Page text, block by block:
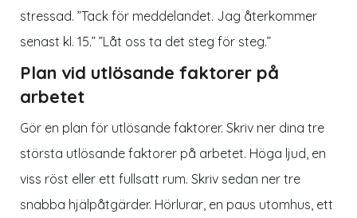
stressad. ”Tack för meddelandet. Jag återkommer
senast kl. 15.” ”Låt oss ta det steg för steg.”
Plan vid utlösande faktorer på
arbetet
Gör en plan för utlösande faktorer. Skriv ner dina tre
största utlösande faktorer på arbetet. Höga ljud, en
viss röst eller ett fullsatt rum. Skriv sedan ner tre
snabba hjälpåtgärder. Hörlurar, en paus utomhus, ett